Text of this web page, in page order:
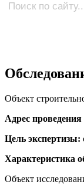
Объект
Адрес
Цель экспертизы:
Характеристика
Объект